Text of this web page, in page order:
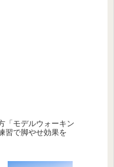
「モデルウォーキン
習で脚やせ効果を